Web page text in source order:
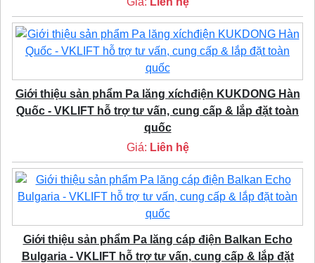
Giới thiệu sản phẩm Pa lăng xíchđiện KUKDONG Hàn
Quốc - VKLIFT hỗ trợ tư vấn, cung cấp & lắp đặt toàn
quốc
Giá: Liên hệ
Giới thiệu sản phẩm Pa lăng cáp điện Balkan Echo
Bulgaria - VKLIFT hỗ trợ tư vấn, cung cấp & lắp đặt